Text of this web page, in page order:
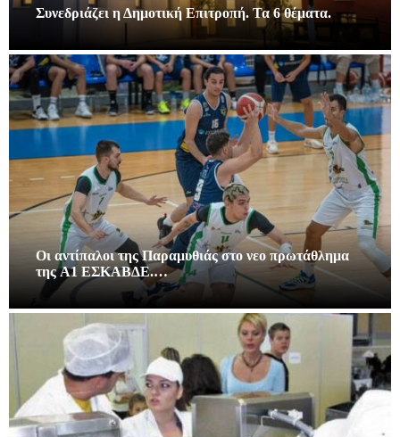
Συνεδριάζει η Δημοτική Επιτροπή. Τα 6 θέματα.
Οι αντίπαλοι της Παραμυθιάς στο νεο πρωτάθλημα
της A1 ΕΣΚΑΒΔΕ.…